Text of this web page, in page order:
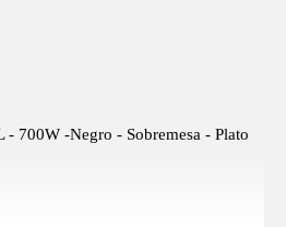
700W -Negro - Sobremesa - Plato